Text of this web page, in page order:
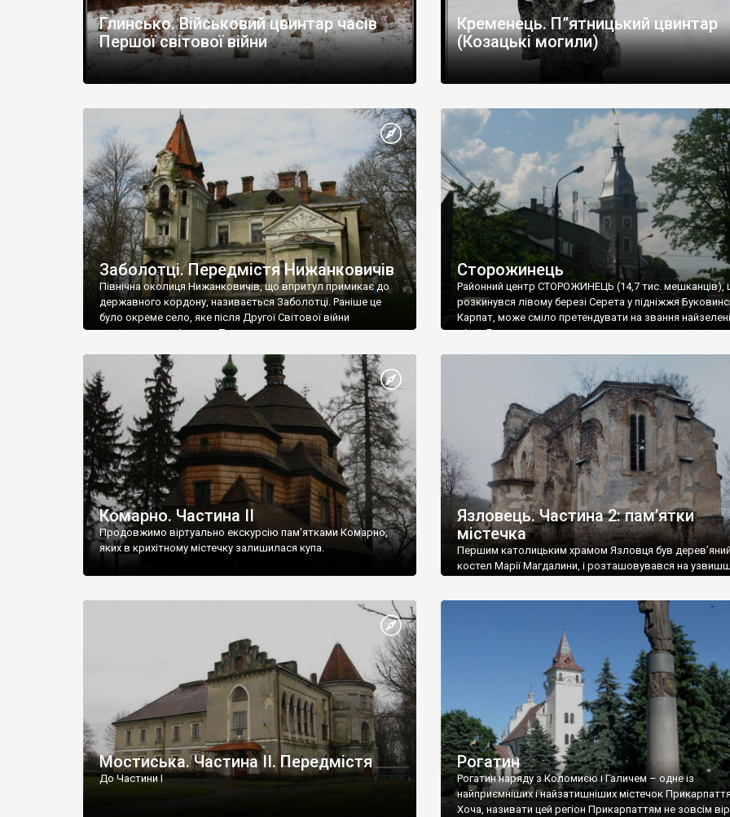
Глинсько. Військовий цвинтар часів
Першої світової війни
Кременець. П”ятницький цвинтар
(Козацькі могили)
Заболотці. Передмістя Нижанковичів
Північна околиця Нижанковичів, що впритул примикає до
державного кордону, називається Заболотці. Раніше це
було окреме село, яке після Другої Світової війни
приєднали до містечка. Тут знаходиться парк з шикарним
пограничний перехід "Нижанковичі - Мальговіце".
Щоправда, не знаю, наскільки це все вдасться оглянути і
сфотографувати. Може і вдасться, але у будь-якому разі
вас ненадовго затримують прикордонники.
Сторожинець
Районний центр СТОРОЖИНЕЦЬ (14,7 тис. мешканців),
розкинувся лівому березі Серета у підніжжя
Карпат, може сміло претендувати на звання
міста Буковини: на одного мешканця тут приходиться
наймальовничіший на Буковині дендропарк,
забудова кінця ХІХ – початку ХХ століття, релігійні
різних конфесій та адміністративні будівлі
відвідувачів міста залишитися тут хоча б на день.
Комарно. Частина ІІ
Продовжимо віртуально екскурсію пам'ятками Комарно,
яких в крихітному містечку залишилася купа.
Язловець. Частина 2: пам’ятки
містечка
Першим католицьким храмом Язловця був
костел Марії Магдалини, і розташовувався на
Мостиська. Частина ІІ. Передмістя
До Частини І
Рогатин
Рогатин наряду з Коломиєю і Галичем – одне із
найприємніших і найзатишніших містечок
Хоча, називати цей регіон Прикарпаттям не зовсім